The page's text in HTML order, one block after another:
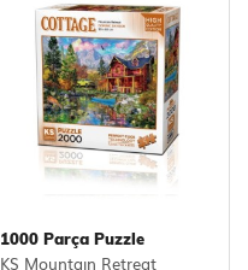
1000 Parça Puzzle
KS Mountaın Retreat